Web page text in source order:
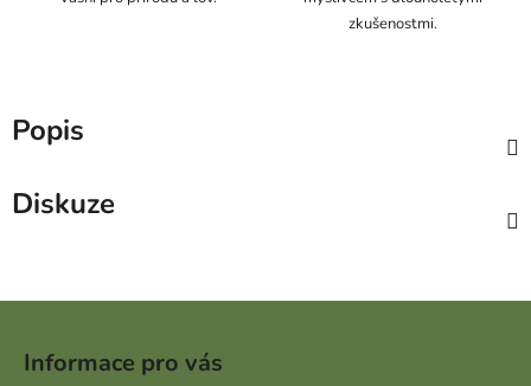
zkušenostmi.
Popis
Diskuze
Informace pro vás